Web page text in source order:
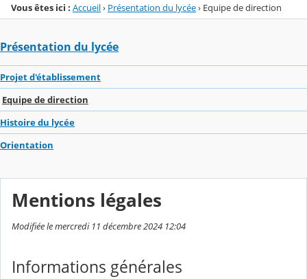
Vous êtes ici : Accueil› Présentation du lycée› Equipe de direction
Présentation du lycée
Projet d'établissement
Equipe de direction
Histoire du lycée
Orientation
Mentions légales
Modifiée le mercredi 11 décembre 2024 12:04
Informations générales